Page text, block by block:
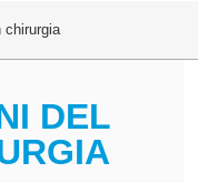
chirurgia
DEL